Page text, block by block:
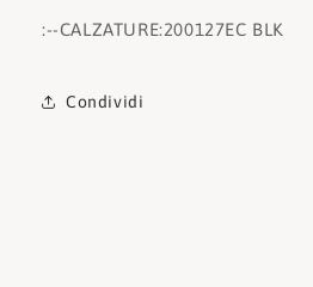
:--CALZATURE:200127EC BLK
Condividi